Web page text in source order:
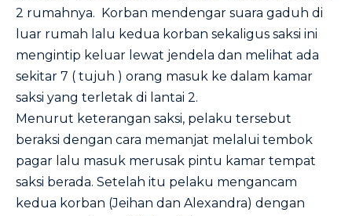
2 rumahnya. Korban mendengar suara gaduh di
luar rumah lalu kedua korban sekaligus saksi ini
mengintip keluar lewat jendela dan melihat ada
sekitar 7 ( tujuh ) orang masuk ke dalam kamar
saksi yang terletak di lantai 2.
Menurut keterangan saksi, pelaku tersebut
beraksi dengan cara memanjat melalui tembok
pagar lalu masuk merusak pintu kamar tempat
saksi berada. Setelah itu pelaku mengancam
kedua korban (Jeihan dan Alexandra) dengan